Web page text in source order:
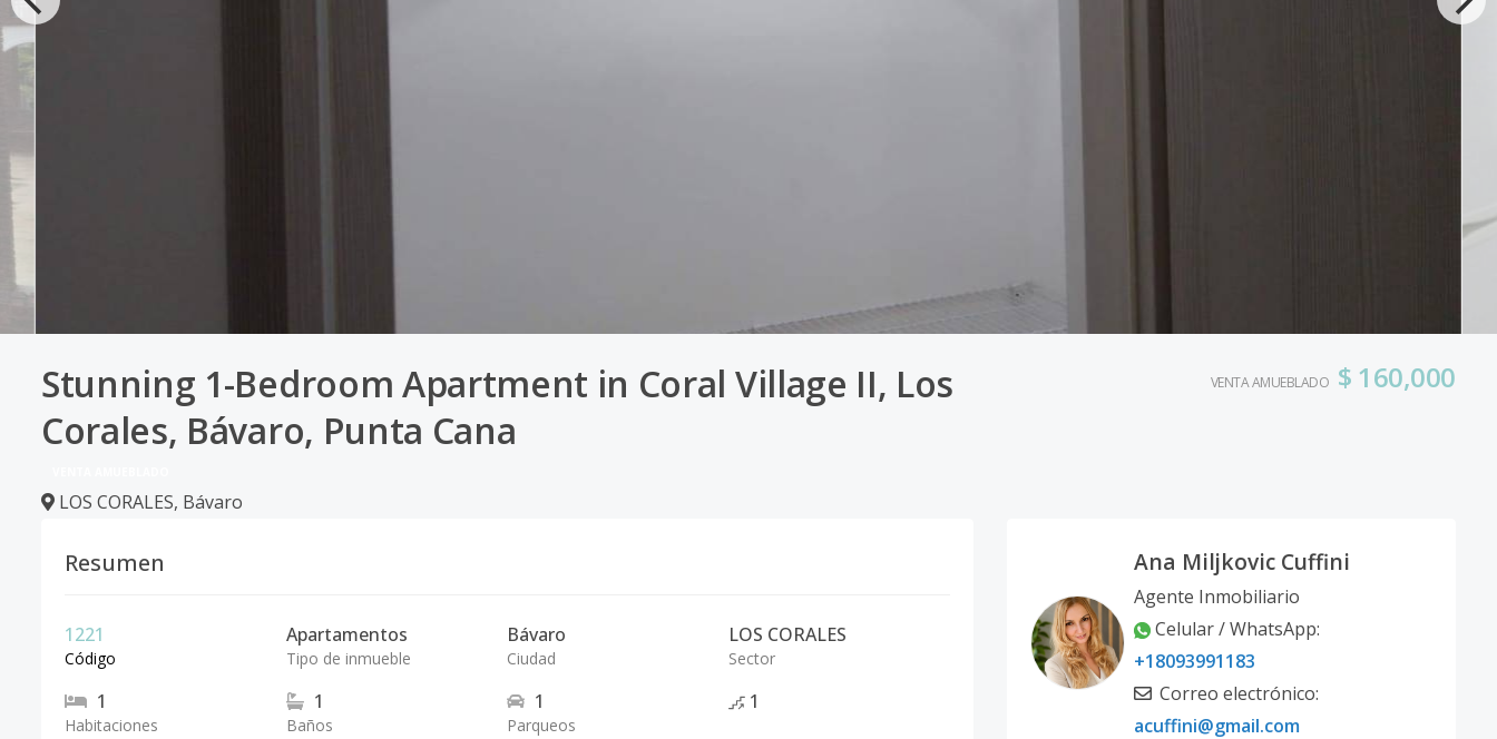
Stunning 1-Bedroom Apartment in Coral Village II, Los
Corales, Bávaro, Punta Cana
LOS CORALES, Bávaro
VENTA AMUEBLADO $ 160,000
Resumen
1221
Código
Apartamentos
Tipo de inmueble
Bávaro
Ciudad
LOS CORALES
Sector
1
Habitaciones
1
Baños
1
Parqueos
1
Ana Miljkovic Cuffini
Agente Inmobiliario
Celular / WhatsApp:
+18093991183
Correo electrónico:
acuffini@gmail.com